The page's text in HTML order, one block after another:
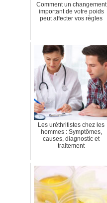
Comment un changement
important de votre poids
peut affecter vos règles
Les uréthritistes chez les
hommes : Symptômes,
causes, diagnostic et
traitement